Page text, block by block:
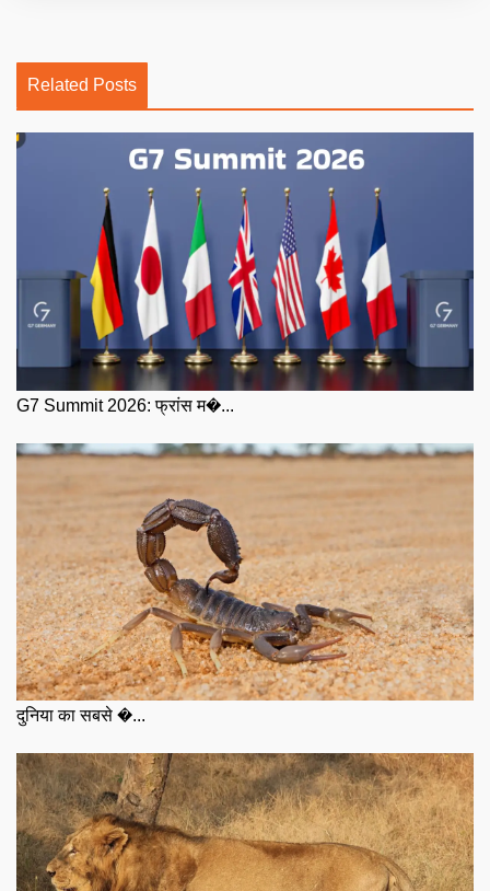
Related Posts
G7 Summit 2026: फ्रांस म�...
दुनिया का सबसे �...